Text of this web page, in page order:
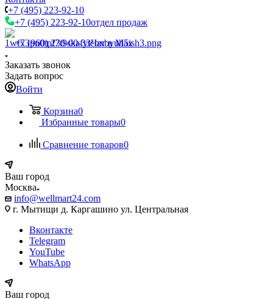
+7 (495) 223-92-10
+7 (495) 223-92-10отдел продаж
+7 (960) 230-00-33Чат в Max
Заказать звонок
Задать вопрос
Войти
Корзина0
Избранные товары0
Сравнение товаров0
Ваш город
Москва
info@wellmart24.com
г. Мытищи д. Каргашино ул. Центральная
Вконтакте
Telegram
YouTube
WhatsApp
Ваш город